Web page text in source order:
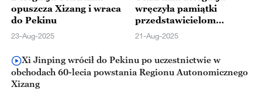
opuszcza Xizang i wraca
do Pekinu
23-Aug-2025
wręczyła pamiątki
przedstawicielom
różnych środowisk
Xizang
21-Aug-2025
Xi Jinping wrócił do Pekinu po uczestnictwie w
obchodach 60-lecia powstania Regionu Autonomicznego
Xizang